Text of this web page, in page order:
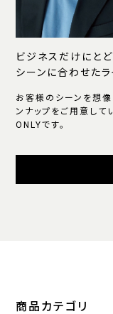
ビジネスだけにとど
シーンに合わせたラ
お客様のシーンを想像
ンナップをご用意して
ONLYです。
商品カテゴリ